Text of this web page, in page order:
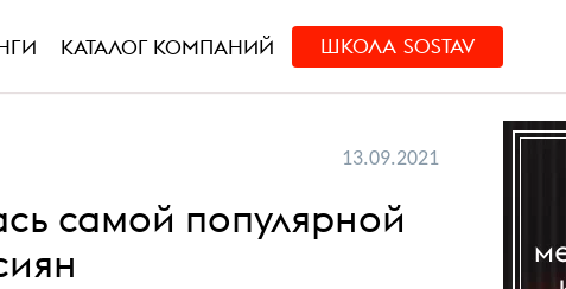
КАТАЛОГ КОМПАНИЙ ШКОЛА SOSTAV
13.09.2021
самой популярной